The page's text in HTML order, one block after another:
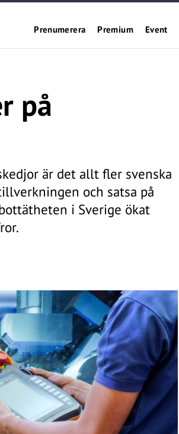
Prenumerera Premium Event
på
är det allt fler svenska
och satsa på
i Sverige ökat